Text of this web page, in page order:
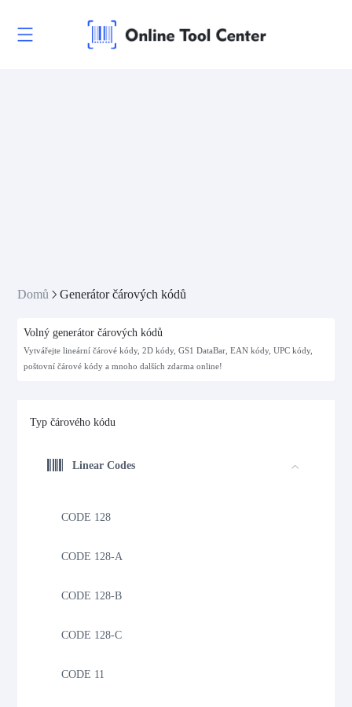
Domů Generátor čárových kódů
Volný generátor čárových kódů
Vytvářejte lineární čárové kódy, 2D kódy, GS1 DataBar, EAN kódy, UPC kódy,
poštovní čárové kódy a mnoho dalších zdarma online!
Typ čárového kódu
Linear Codes
CODE 128
CODE 128-A
CODE 128-B
CODE 128-C
CODE 11